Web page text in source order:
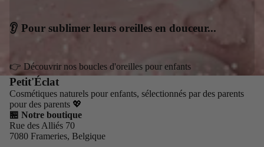
👂 Pour sublimer leurs oreilles en douceur...
👉 Découvrir nos boucles d'oreilles pour enfants
Petit'Éclat
Cosmétiques naturels pour enfants, sélectionnés par des parents
pour des parents 💖
🏪 Notre boutique
Rue des Alliés 70
7080 Frameries, Belgique